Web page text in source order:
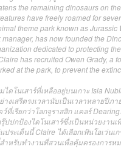
the remaining dinosaurs on
have freely roamed for
theme park known as Jurassic
has now founded the
dedicated to protecting
has recruited Owen Grady, a
at the park, to prevent the
ไดโนเสาร์ที่เหลืออยู่บนเกาะ Isla
างเสรีตรงเวลานับเป็นเวลาหลายปีภา
ว์ที่เรียกว่าโลกจูราสสิก แคลร์ Dearing
ปปกป้องไดโนเสาร์ซึ่งเป็นหน่วยงานเ
ประเด็นนี้ Claire ได้เลือกเฟ้นโอเว่นเ
ำหรับทำงานที่สวนเพื่อคุ้มครองการห